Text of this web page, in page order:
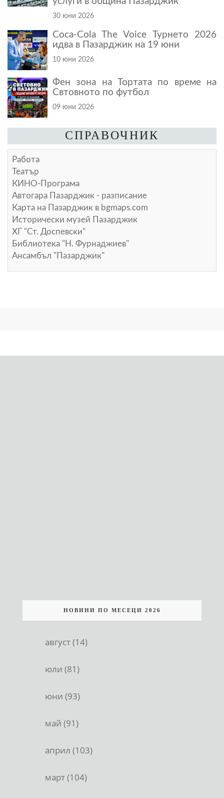
30 юни 2026
Coca-Cola The Voice Турнето 2026
идва в Пазарджик на 19 юни
10 юни 2026
Фен зона на Тортата по време на
Свтовното по футбол
09 юни 2026
СПРАВОЧНИК
Работа
Театър
КИНО-Програма
Автогара Пазарджик - разписание
Карта на Пазарджик в bgmaps.com
Исторически музей Пазарджик
ХГ "Ст. Доспевски"
Библиотека "Н. Фурнаджиев"
Ансамбъл "Пазарджик"
НОВИНИ ПО МЕСЕЦИ 2026
август (14)
юли (81)
юни (93)
май (91)
април (103)
март (104)